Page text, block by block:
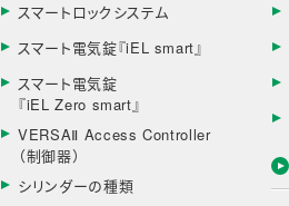
スマートロックシステム
スマート電気錠『iEL smart』
スマート電気錠
『iEL Zero smart』
VERSAⅡ Access Controller
（制御器）
シリンダーの種類